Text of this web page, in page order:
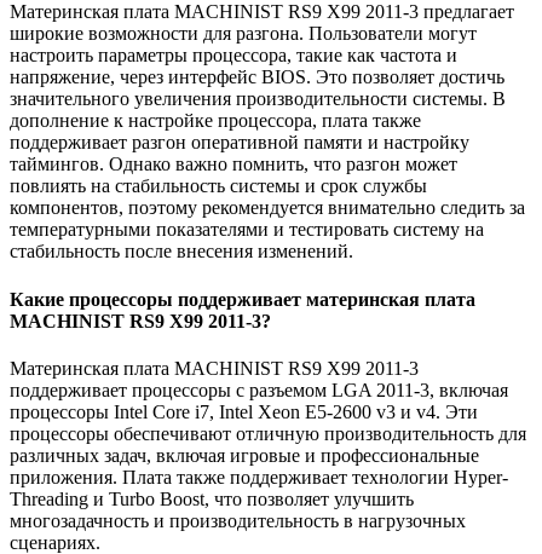
Материнская плата MACHINIST RS9 X99 2011-3 предлагает
широкие возможности для разгона. Пользователи могут
настроить параметры процессора, такие как частота и
напряжение, через интерфейс BIOS. Это позволяет достичь
значительного увеличения производительности системы. В
дополнение к настройке процессора, плата также
поддерживает разгон оперативной памяти и настройку
таймингов. Однако важно помнить, что разгон может
повлиять на стабильность системы и срок службы
компонентов, поэтому рекомендуется внимательно следить за
температурными показателями и тестировать систему на
стабильность после внесения изменений.
Какие процессоры поддерживает материнская плата
MACHINIST RS9 X99 2011-3?
Материнская плата MACHINIST RS9 X99 2011-3
поддерживает процессоры с разъемом LGA 2011-3, включая
процессоры Intel Core i7, Intel Xeon E5-2600 v3 и v4. Эти
процессоры обеспечивают отличную производительность для
различных задач, включая игровые и профессиональные
приложения. Плата также поддерживает технологии Hyper-
Threading и Turbo Boost, что позволяет улучшить
многозадачность и производительность в нагрузочных
сценариях.